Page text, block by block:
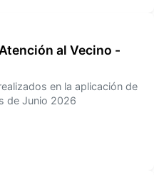
al Vecino -
en la aplicación de
de Junio 2026